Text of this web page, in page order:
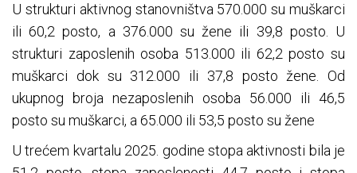
U strukturi aktivnog stanovništva 570.000 su muškarci
ili 60,2 posto, a 376.000 su žene ili 39,8 posto. U
strukturi zaposlenih osoba 513.000 ili 62,2 posto su
muškarci dok su 312.000 ili 37,8 posto žene. Od
ukupnog broja nezaposlenih osoba 56.000 ili 46,5
posto su muškarci, a 65.000 ili 53,5 posto su žene
U trećem kvartalu 2025. godine stopa aktivnosti bila je